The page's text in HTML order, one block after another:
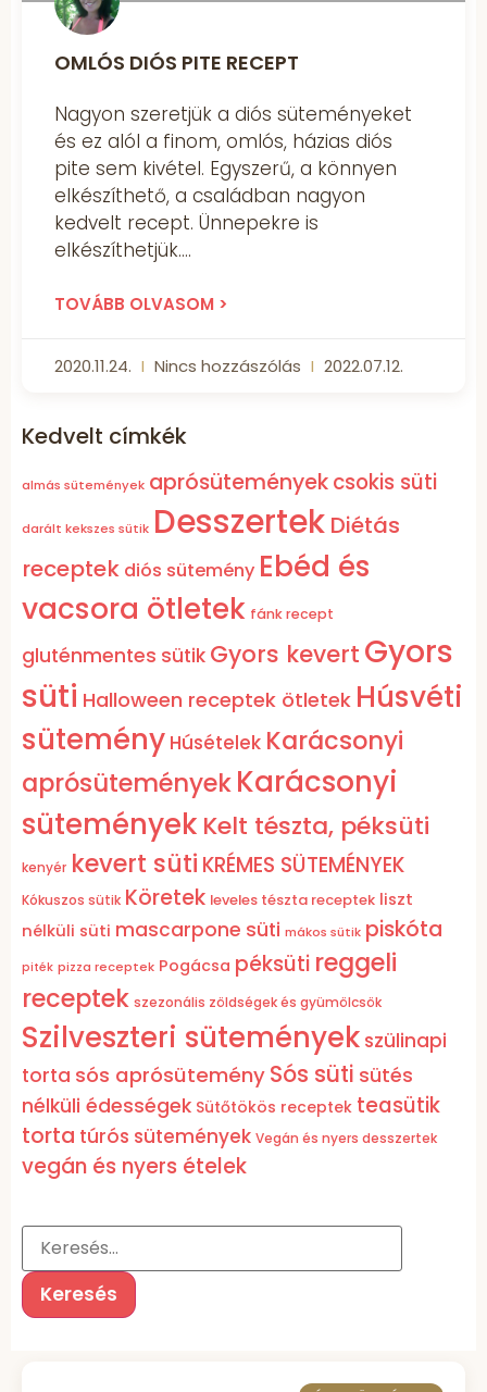
OMLÓS DIÓS PITE RECEPT
Nagyon szeretjük a diós süteményeket
és ez alól a finom, omlós, házias diós
pite sem kivétel. Egyszerű, a könnyen
elkészíthető, a családban nagyon
kedvelt recept. Ünnepekre is
elkészíthetjük.
TOVÁBB OLVASOM >
2020.11.24. Nincs hozzászólás 2022.07.12.
Kedvelt címkék
almás sütemények aprósüteményekcsokis süti
darált kekszes sütik Desszertek Diétás
receptek diós sütemény Ebéd és
vacsora ötletek fánk recept
gluténmentes sütik Gyors kevert Gyors
süti Halloween receptek ötletek Húsvéti
sütemény Húsételek Karácsonyi
aprósüteményekKarácsonyi
sütemények Kelt tészta, péksüti
kenyér kevert süti KRÉMES SÜTEMÉNYEK
Kókuszos sütik Köretek leveles tészta receptek liszt
nélküli süti mascarpone süti mákos sütik piskóta
piték pizza receptek Pogácsa péksüti reggeli
receptek szezonális zöldségek és gyümölcsök
Szilveszteri sütemények szülinapi
torta sós aprósütemény Sós süti sütés
nélküli édességek Sütőtökös receptek teasütik
torta túrós sütemények Vegán és nyers desszertek
vegán és nyers ételek